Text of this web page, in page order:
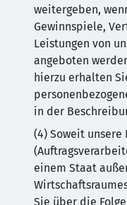
weitergeben,
Gewinnspiele,
Leistungen von
angeboten
hierzu erhalten
in der
(4) Soweit
einem Staat
Sie über die